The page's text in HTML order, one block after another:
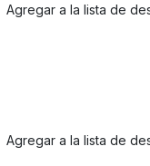
Agregar a la lista de
Agregar a la lista de